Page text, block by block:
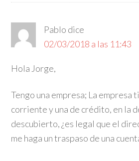
Pablo dice
02/03/2018 a las 11:43
Hola Jorge,
Tengo una empresa; La empresa
corriente y una de crédito, en la
descubierto, ¿es legal que el
me haga un traspaso de una